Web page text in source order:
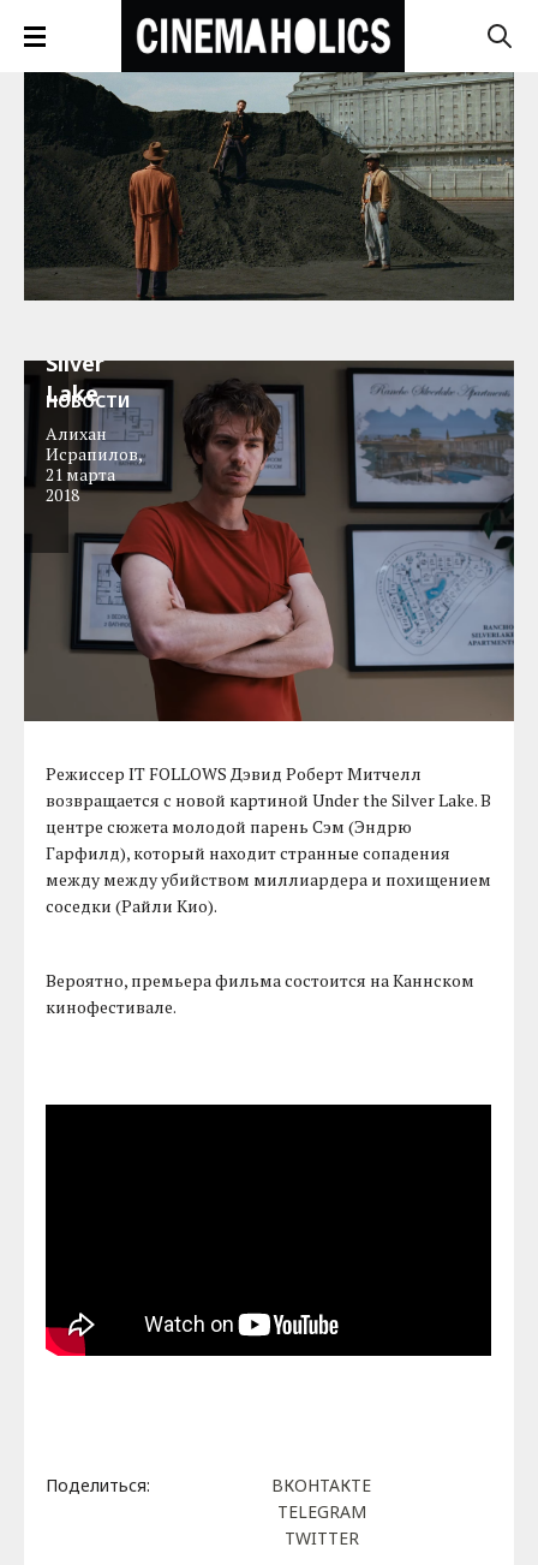
Трейлер
фильма
Under
Silver
Lake
Алихан
Исрапилов,
21 марта
2018
НОВОСТИ
Режиссер IT FOLLOWS Дэвид Роберт Митчелл
возвращается с новой картиной Under the Silver Lake. В
центре сюжета молодой парень Сэм (Эндрю
Гарфилд), который находит странные сопадения
между между убийством миллиардера и похищением
соседки (Райли Кио).
Вероятно, премьера фильма состоится на Каннском
кинофестивале.
Поделиться:
ВКОНТАКТЕ
TELEGRAM
TWITTER